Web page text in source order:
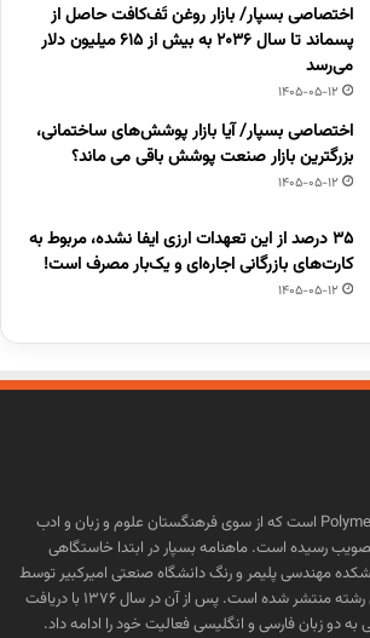
اختصاصی بسپار/ بازار روغن تَف‌کافت حاصل از
پسماند تا سال ۲۰۳۶ به بیش از ۶۱۵ میلیون دلار
می‌رسد
1405-05-12
اختصاصی بسپار/ آیا بازار پوشش‌های ساختمانی،
بزرگترین بازار صنعت پوشش باقی می ماند؟
1405-05-12
۳۵ درصد از این تعهدات ارزی ایفا نشده، مربوط به
کارت‌های بازرگانی اجاره‌ای و یک‌بار مصرف است!
1405-05-12
“بسپار” برابرنهاده واژه Polymer است که از سوی فرهنگستان علوم و زبان و ادب
رسیده است. ماهنامه بسپار در ابتدا خاستگاهی
مهندسی پلیمر و رنگ دانشگاه صنعتی امیرکبیر توسط
گروهی از دانشجویان این رشته منتشر شده است. پس از آن در سال ۱۳۷۶ با دریافت
به دو زبان فارسی و انگلیسی فعالیت خود را ادامه داد.